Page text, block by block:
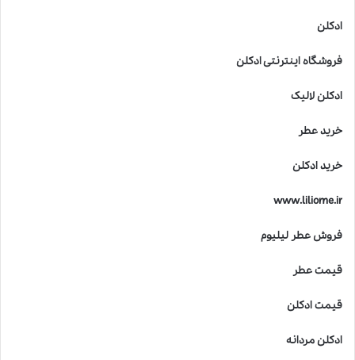
ادکلن
فروشگاه اینترنتی ادکلن
ادکلن لالیک
خرید عطر
خرید ادکلن
www.liliome.ir
فروش عطر لیلیوم
قیمت عطر
قیمت ادکلن
ادکلن مردانه